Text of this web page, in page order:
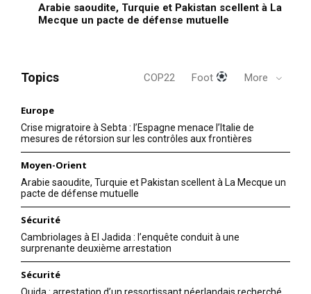
Arabie saoudite, Turquie et Pakistan scellent à La
Mecque un pacte de défense mutuelle
Topics COP22 Foot More
Europe
Crise migratoire à Sebta : l’Espagne menace l’Italie de
mesures de rétorsion sur les contrôles aux frontières
Moyen-Orient
Arabie saoudite, Turquie et Pakistan scellent à La Mecque un
pacte de défense mutuelle
Sécurité
Cambriolages à El Jadida : l’enquête conduit à une
surprenante deuxième arrestation
Sécurité